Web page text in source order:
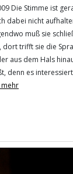
Die Stimme ist
dabei nicht
muß sie
dort trifft sie die
aus dem Hals
denn es
mehr